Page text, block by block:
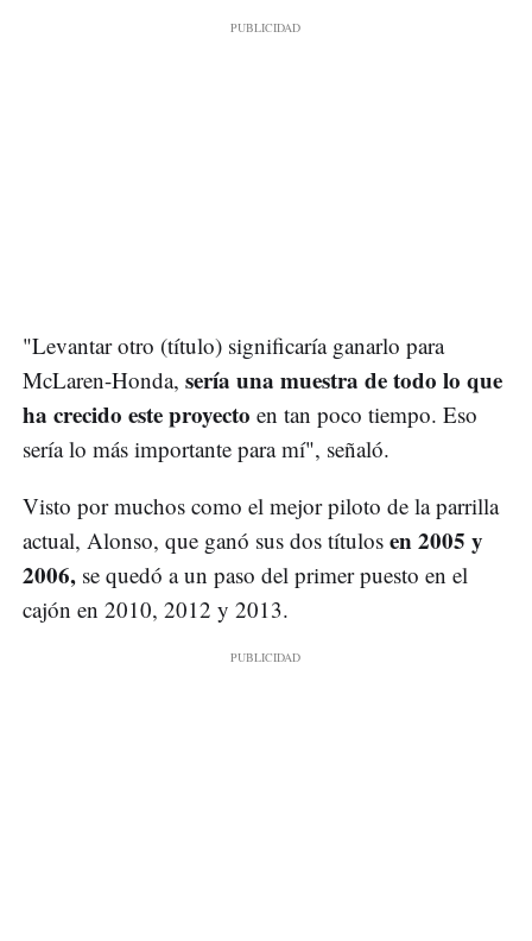
"Levantar otro (título) significaría ganarlo para
McLaren-Honda, sería una muestra de todo lo que
ha crecido este proyecto en tan poco tiempo. Eso
sería lo más importante para mí", señaló.
Visto por muchos como el mejor piloto de la parrilla
actual, Alonso, que ganó sus dos títulos en 2005 y
2006, se quedó a un paso del primer puesto en el
cajón en 2010, 2012 y 2013.